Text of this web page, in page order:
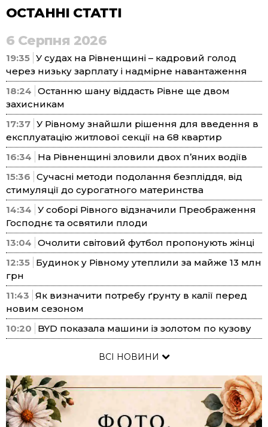
ОСТАННІ СТАТТІ
6 Серпня 2026
19:35 У судах на Рівненщині – кадровий голод
через низьку зарплату і надмірне навантаження
18:24 Останню шану віддасть Рівне ще двом
захисникам
17:37 У Рівному знайшли рішення для введення в
експлуатацію житлової секції на 68 квартир
16:34
На Рівненщині зловили двох п’яних водіїв
15:36 Сучасні методи подолання безпліддя, від
стимуляції до сурогатного материнства
14:34 У соборі Рівного відзначили Преображення
Господнє та освятили плоди
13:04 Очолити світовий футбол пропонують жінці
12:35 Будинок у Рівному утеплили за майже 13 млн
грн
11:43 Як визначити потребу ґрунту в калії перед
новим сезоном
10:20
BYD показала машини із золотом по кузову
ВСІ НОВИНИ